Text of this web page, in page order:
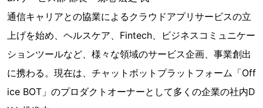
通信キャリアとの協業によるクラウドアプリサービスの立
上げを始め、ヘルスケア、Fintech、ビジネスコミュニケー
ションツールなど、様々な領域のサービス企画、事業創出
に携わる。現在は、チャットボットプラットフォーム「Off
ice BOT」のプロダクトオーナーとして多くの企業の社内D